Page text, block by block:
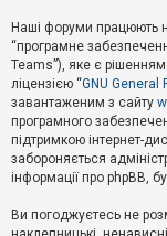
й
А
к
т
и
в
н
і
м
Наші форуми працюють
“програмне
Teams”), яке є
ліцензією “GNU General
завантаженим з сайту
програмного
підтримкою інтернет-
забороняється
інформації про phpBB,
Ви погоджуєтесь не